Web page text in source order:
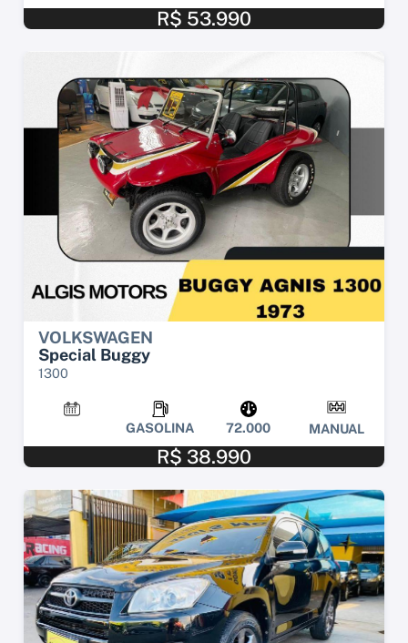
R$ 53.990
VOLKSWAGEN
Special Buggy
1300
GASOLINA 72.000 MANUAL
R$ 38.990